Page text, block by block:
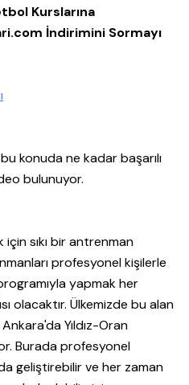
Kurslarına
İndirimini Sormayı
konuda ne kadar başarılı
bulunuyor.
için sıkı bir antrenman
profesyonel kişilerle
yapmak her
olacaktır. Ülkemizde bu alan
Yıldız-Oran
Burada profesyonel
geliştirebilir ve her zaman